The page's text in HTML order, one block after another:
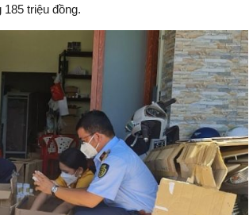
triệu đồng.